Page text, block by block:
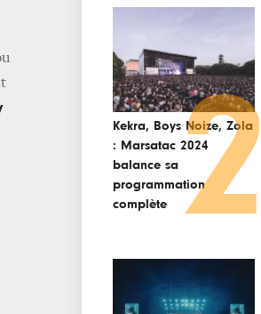
Kekra, Boys Noize, Zola
: Marsatac 2024
balance sa
programmation
complète
2